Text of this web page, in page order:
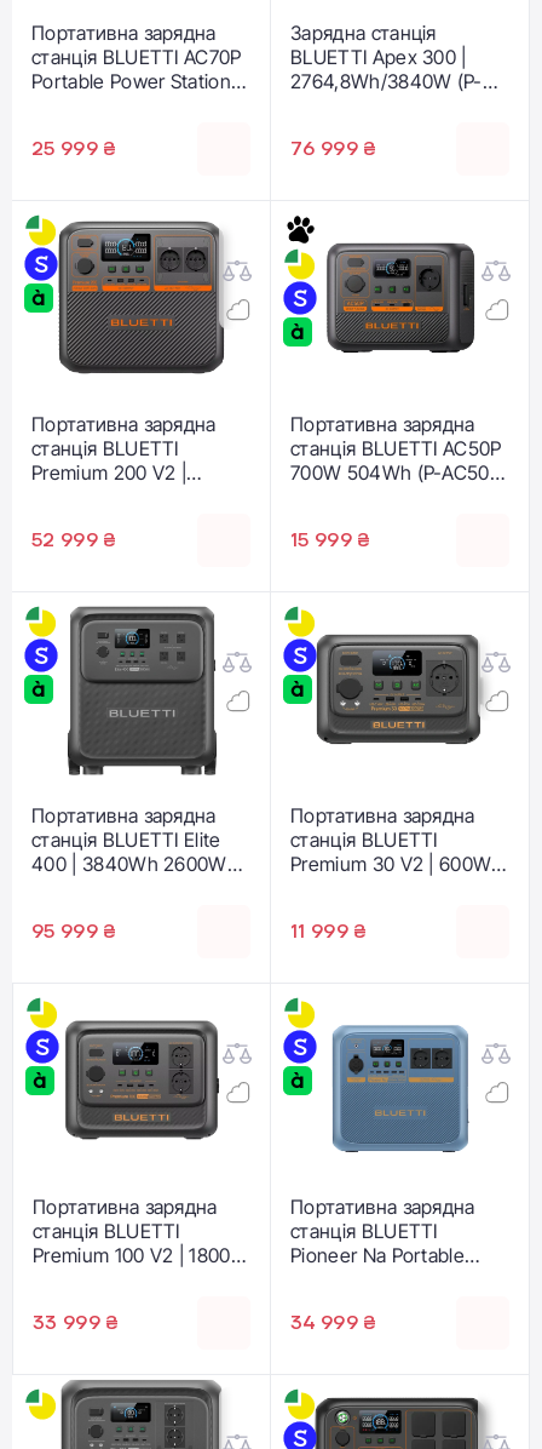
Портативна зарядна
станція BLUETTI AC70P
Portable Power Station |
25 999 ₴
Зарядна станція
BLUETTI Apex 300 |
2764,8Wh/3840W (P-
76 999 ₴
Портативна зарядна
станція BLUETTI
Premium 200 V2 |
010)
52 999 ₴
Портативна зарядна
станція BLUETTI AC50P
700W 504Wh (P-AC50P-
15 999 ₴
Портативна зарядна
станція BLUETTI Elite
400 | 3840Wh 2600W
95 999 ₴
Портативна зарядна
станція BLUETTI
Premium 30 V2 | 600W
11 999 ₴
Портативна зарядна
станція BLUETTI
Premium 100 V2 | 1800W
33 999 ₴
Портативна зарядна
станція BLUETTI
Pioneer Na Portable
PIONEERNA-EU-GY-BL-
34 999 ₴